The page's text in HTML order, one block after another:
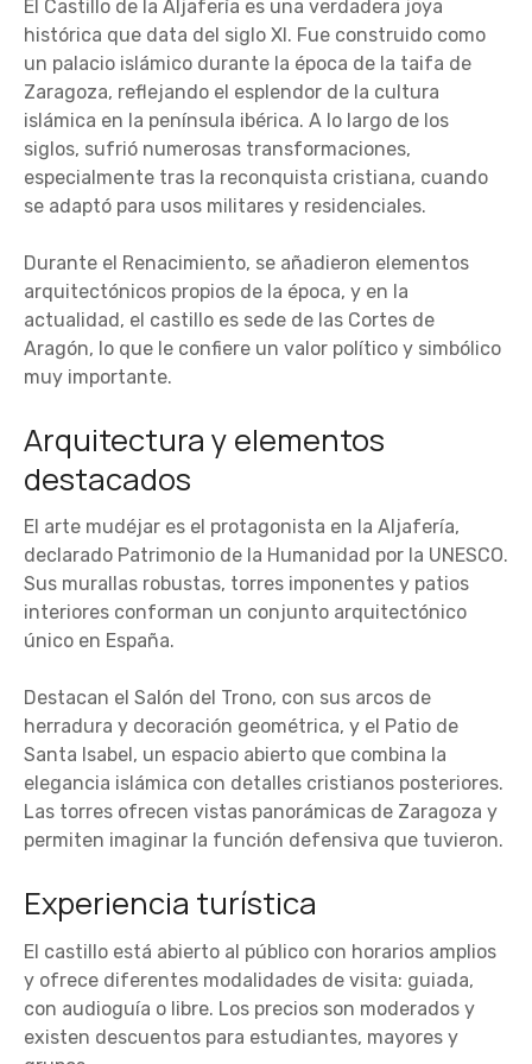
El Castillo de la Aljafería es una verdadera joya
histórica que data del siglo XI. Fue construido como
un palacio islámico durante la época de la taifa de
Zaragoza, reflejando el esplendor de la cultura
islámica en la península ibérica. A lo largo de los
siglos, sufrió numerosas transformaciones,
especialmente tras la reconquista cristiana, cuando
se adaptó para usos militares y residenciales.
Durante el Renacimiento, se añadieron elementos
arquitectónicos propios de la época, y en la
actualidad, el castillo es sede de las Cortes de
Aragón, lo que le confiere un valor político y simbólico
muy importante.
Arquitectura y elementos
destacados
El arte mudéjar es el protagonista en la Aljafería,
declarado Patrimonio de la Humanidad por la UNESCO.
Sus murallas robustas, torres imponentes y patios
interiores conforman un conjunto arquitectónico
único en España.
Destacan el Salón del Trono, con sus arcos de
herradura y decoración geométrica, y el Patio de
Santa Isabel, un espacio abierto que combina la
elegancia islámica con detalles cristianos posteriores.
Las torres ofrecen vistas panorámicas de Zaragoza y
permiten imaginar la función defensiva que tuvieron.
Experiencia turística
El castillo está abierto al público con horarios amplios
y ofrece diferentes modalidades de visita: guiada,
con audioguía o libre. Los precios son moderados y
existen descuentos para estudiantes, mayores y